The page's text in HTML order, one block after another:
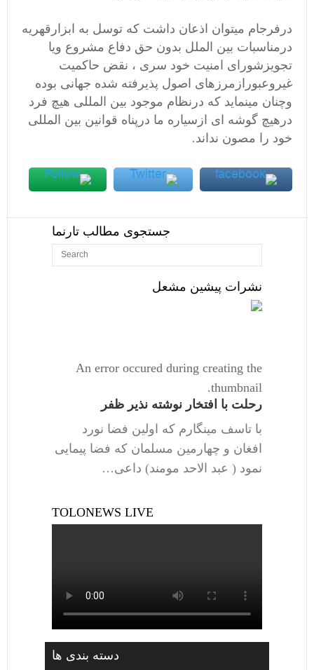
درفرجام‌ میتوان اذعان داشت که توسل به ابزارقهریه
درمناسبات بین الملل بدون حق دفاع مشروع ویا
تجویزشورای امنیت خود سری ، نقض حاکمیت
غیروعبورازمرزهای اصول پذیرفته شده جهانی بوده
وچنان مینماید که درنظام موجود بین المللی هیچ فرد
درهیچ گوشه ای ازسیاره ما درپناه قوانین بین المللی
خود را مصون نداند.
جستجوی مطالب تارنما
نشرات پیشین مشعل
An error occured during creating the
thumbnail.
رحلت با افتخار نوشته نذیر ظفر
با تاسف مینگارم که اولین فضا نورد
افغان و چهارمین مسلمان که فضا پیمایی
نمود ( عبد الاحد مومند) داعی…
TOLONEWS LIVE
دسته بندی ها